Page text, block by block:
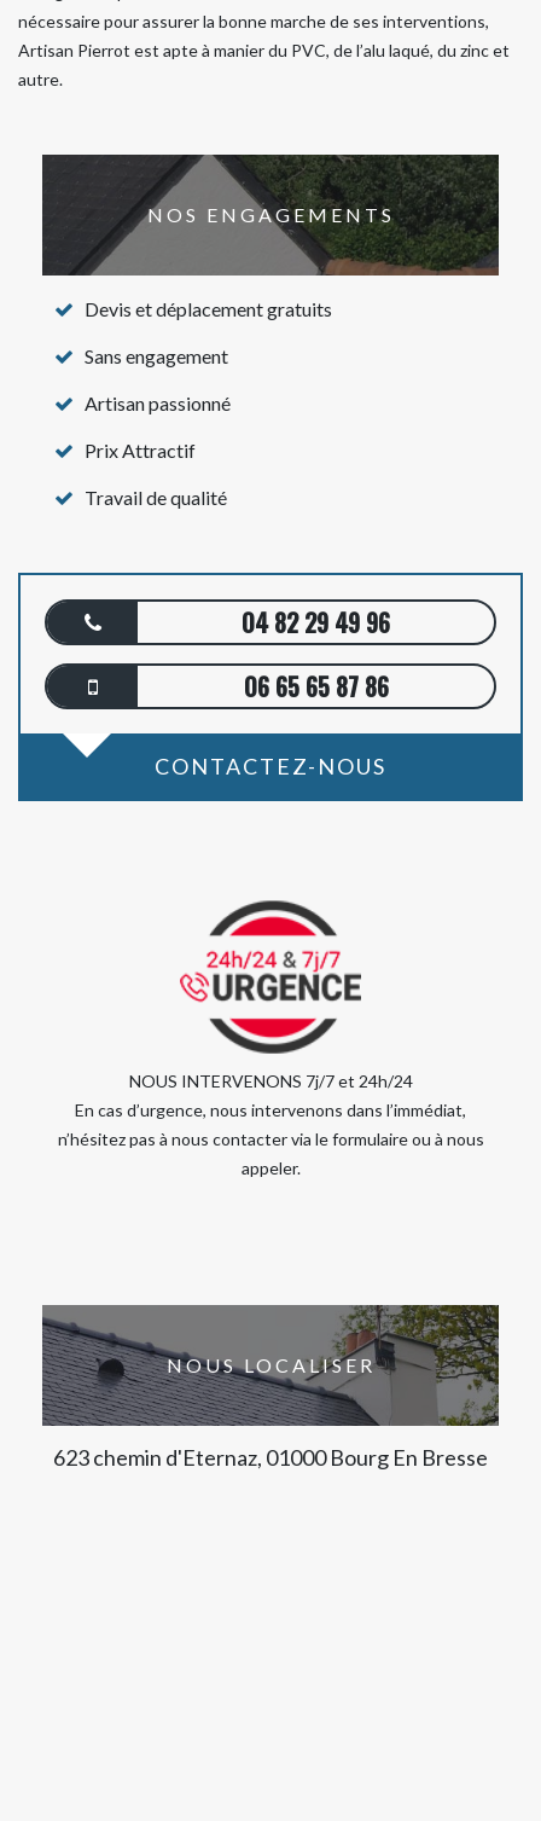
nécessaire pour assurer la bonne marche de ses interventions,
Artisan Pierrot est apte à manier du PVC, de l’alu laqué, du zinc et
autre.
NOS ENGAGEMENTS
Devis et déplacement gratuits
Sans engagement
Artisan passionné
Prix Attractif
Travail de qualité
04 82 29 49 96
06 65 65 87 86
CONTACTEZ-NOUS
NOUS INTERVENONS 7j/7 et 24h/24
En cas d’urgence, nous intervenons dans l’immédiat,
n’hésitez pas à nous contacter via le formulaire ou à nous
appeler.
NOUS LOCALISER
623 chemin d'Eternaz, 01000 Bourg En Bresse